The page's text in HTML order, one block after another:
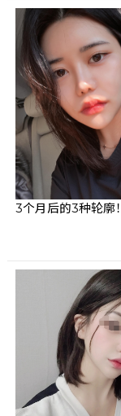
3个月后的3种轮廓！